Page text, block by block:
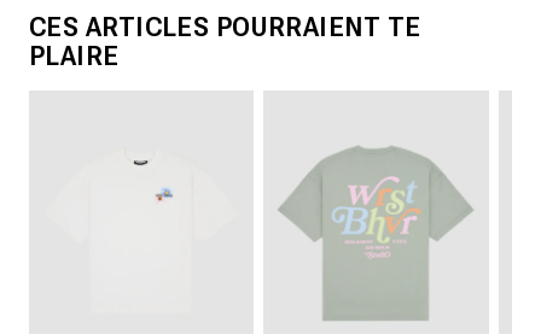
CES ARTICLES POURRAIENT TE
PLAIRE